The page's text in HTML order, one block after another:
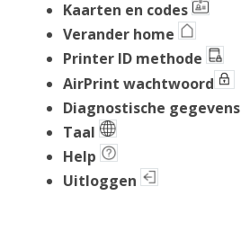
Kaarten en codes
Verander home
Printer ID methode
AirPrint wachtwoord
Diagnostische gegevens
Taal
Help
Uitloggen